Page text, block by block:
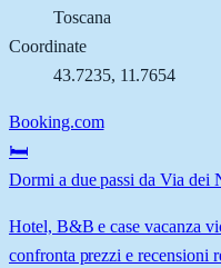
Toscana
Coordinate
43.7235, 11.7654
Booking.com
🛏️
Dormi a due passi da Via dei
Hotel, B&B e case vacanza
confronta prezzi e recensioni